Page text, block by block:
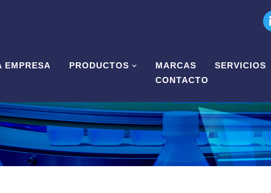
EMPRESA PRODUCTOS MARCAS SERVICIOS
CONTACTO